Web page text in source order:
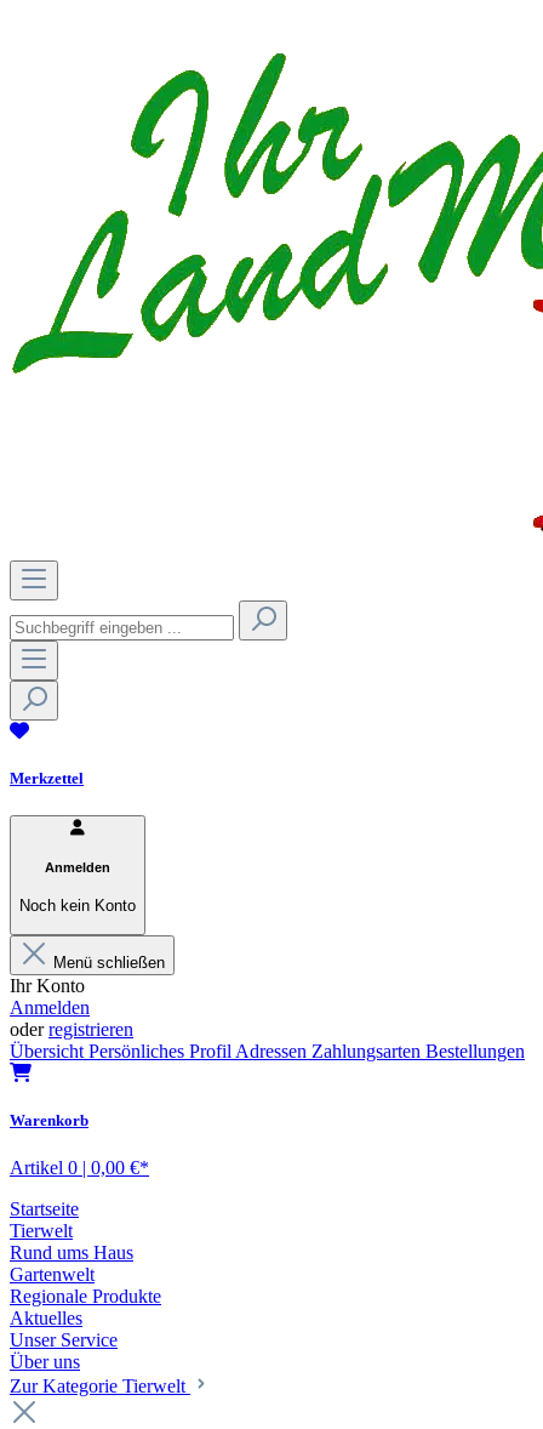
Merkzettel
Anmelden
Noch kein Konto
Menü schließen
Ihr Konto
Anmelden
oderregistrieren
Übersicht Persönliches Profil Adressen Zahlungsarten Bestellungen
Warenkorb
Artikel 0 | 0,00 €*
Startseite
Tierwelt
Rund ums Haus
Gartenwelt
Regionale Produkte
Aktuelles
Unser Service
Über uns
Zur Kategorie Tierwelt